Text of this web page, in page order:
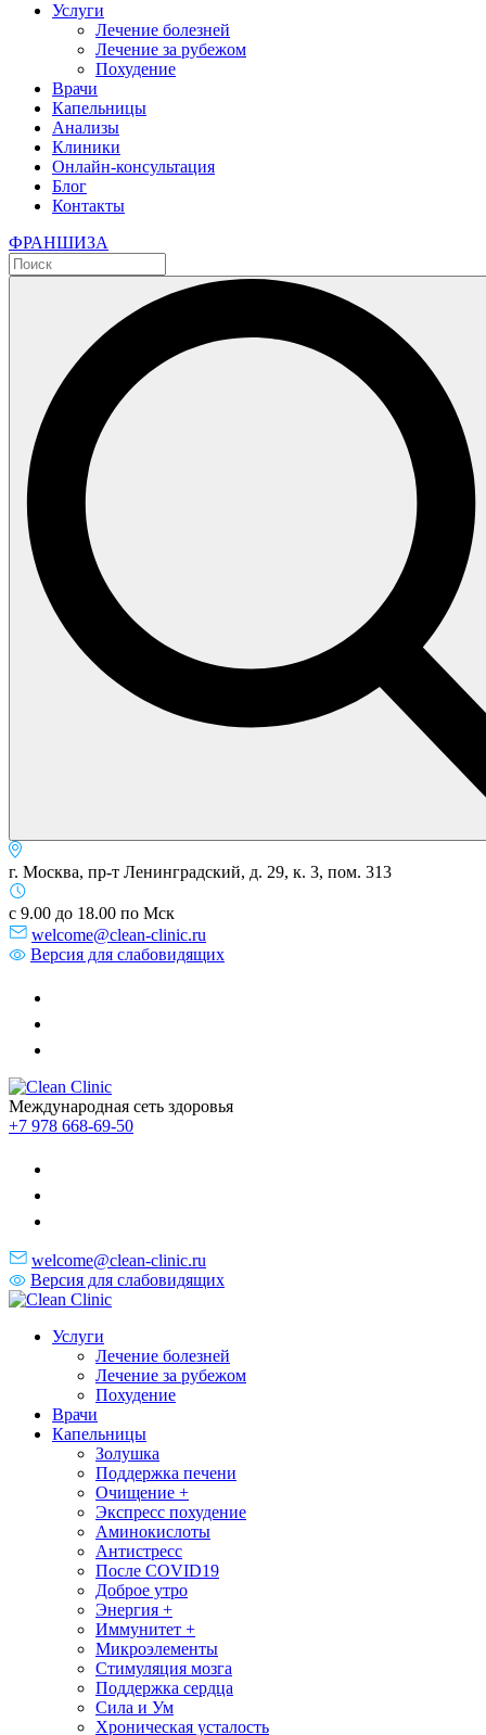
Услуги
Лечение болезней
Лечение за рубежом
Похудение
Врачи
Капельницы
Анализы
Клиники
Онлайн-консультация
Блог
Контакты
ФРАНШИЗА
г. Москва, пр-т Ленинградский, д. 29, к. 3, пом. 313
с 9.00 до 18.00 по Мск
welcome@clean-clinic.ru
Версия для слабовидящих
Международная сеть здоровья
+7 978 668-69-50
welcome@clean-clinic.ru
Версия для слабовидящих
Услуги
Лечение болезней
Лечение за рубежом
Похудение
Врачи
Капельницы
Золушка
Поддержка печени
Очищение +
Экспресс похудение
Аминокислоты
Антистресс
После COVID19
Доброе утро
Энергия +
Иммунитет +
Микроэлементы
Стимуляция мозга
Поддержка сердца
Сила и Ум
Хроническая усталость